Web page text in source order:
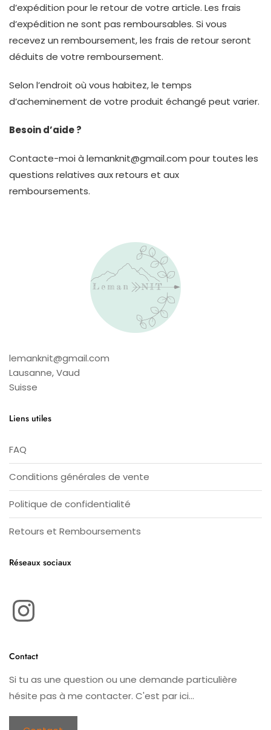
d’expédition pour le retour de votre article. Les frais
d’expédition ne sont pas remboursables. Si vous
recevez un remboursement, les frais de retour seront
déduits de votre remboursement.
Selon l’endroit où vous habitez, le temps
d’acheminement de votre produit échangé peut varier.
Besoin d’aide ?
Contacte-moi à lemanknit@gmail.com pour toutes les
questions relatives aux retours et aux
remboursements.
lemanknit@gmail.com
Lausanne,Vaud
Suisse
Liens utiles
FAQ
Conditions générales de vente
Politique de confidentialité
Retours et Remboursements
Réseaux sociaux
Contact
Si tu as une question ou une demande particulière
hésite pas à me contacter. C'est par ici...